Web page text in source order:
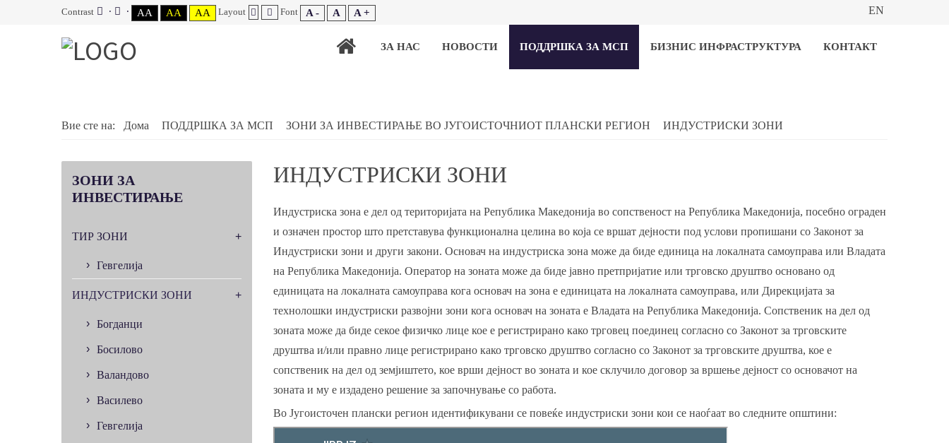
Contrast AA AA AA Layout Font A - A A + EN
ЗА НАС НОВОСТИ ПОДДРШКА ЗА МСП БИЗНИС ИНФРАСТРУКТУРА КОНТАКТ
Вие сте на: Дома ПОДДРШКА ЗА МСП ЗОНИ ЗА ИНВЕСТИРАЊЕ ВО ЈУГОИСТОЧНИОТ ПЛАНСКИ РЕГИОН ИНДУСТРИСКИ ЗОНИ
ИНДУСТРИСКИ ЗОНИ
Индустриска зона е дел од територијата на Република Македонија во сопственост на Република Македонија, посебно ограден
и означен простор што претставува функциoнална целина во која се вршат дејности под услови пропишани со Законот за
Индустриски зони и други закони. Основач на индустриска зона може да биде единица на локалната самоуправa или Владата
на Република Македонија. Оператор на зоната може да биде јавно претпријатие или трговско друштво основано од
единицата на локалната самоуправа кога основач на зона е единицата на локалната самоуправа, или Дирекцијата за
технолошки индустриски развојни зони кога основач на зоната е Владата на Република Македонија. Сопственик на дел од
зоната може да биде секое физичко лице кое е регистрирано како трговец поединец согласно со Законот за трговските
друштва и/или правно лице регистрирано како трговско друштво согласно со Законот за трговските друштва, кое е
сопственик на дел од земјиштето, кое врши дејност во зоната и кое склучило договор за вршење дејност со основачот на
зоната и му е издадено решение за започнување со работа.
Во Југоисточен плански регион идентификувани се повеќе индустриски зони кои се наоѓаат во следните општини:
ЗОНИ ЗА
ИНВЕСТИРАЊЕ
ТИР ЗОНИ
Гевгелија
ИНДУСТРИСКИ ЗОНИ
Богданци
Босилово
Валандово
Василево
Гевгелија